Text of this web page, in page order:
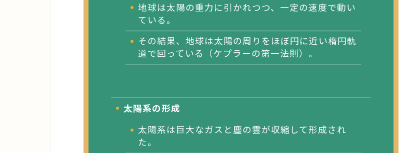
地球は太陽の重力に引かれつつ、一定の速度で動い
ている。
その結果、地球は太陽の周りをほぼ円に近い楕円軌
道で回っている（ケプラーの第一法則）。
太陽系の形成
太陽系は巨大なガスと塵の雲が収縮して形成され
た。